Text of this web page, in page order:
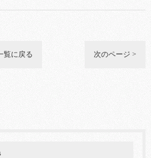
覧に戻る 次のページ >